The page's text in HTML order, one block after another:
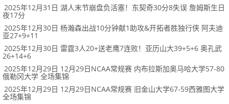
2025年12月31日 湖人末节崩盘负活塞！东契奇30分8失误 詹姆斯生日
夜17分
2025年12月30日 杨瀚森出战10分钟献1助攻&开拓者胜独行侠 阿夫迪
亚27+9+11
2025年12月30日 雷霆3人20+送老鹰7连败！亚历山大39+5+6 奥孔武
26+14+6
2025年12月29日 12月29日NCAA常规赛 内布拉斯加奥马哈大学57-80
俄勒冈大学 全场集锦
2025年12月29日 12月29日NCAA常规赛 旧金山大学67-59西雅图大学
全场集锦